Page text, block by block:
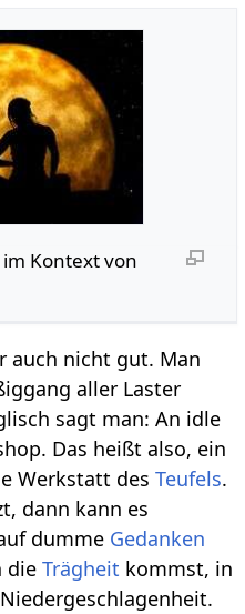
Verb im Kontext von
auch nicht gut. Man
aller Laster
sagt man: An idle
Das heißt also, ein
Werkstatt desTeufels.
dann kann es
dumme Gedanken
dieTrägheit kommst, in